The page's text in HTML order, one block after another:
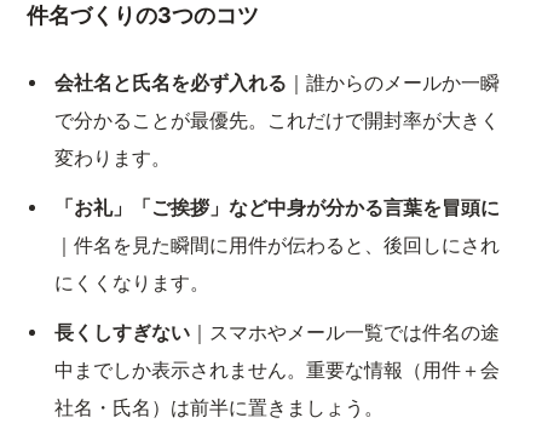
件名づくりの3つのコツ
会社名と氏名を必ず入れる ｜誰からのメールか一瞬
で分かることが最優先。これだけで開封率が大きく
変わります。
「お礼」「ご挨拶」など中身が分かる言葉を冒頭に
｜件名を見た瞬間に用件が伝わると、後回しにされ
にくくなります。
長くしすぎない ｜スマホやメール一覧では件名の途
中までしか表示されません。重要な情報（用件＋会
社名・氏名）は前半に置きましょう。